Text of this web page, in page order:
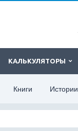
КАЛЬКУЛЯТОРЫ
Книги Истории